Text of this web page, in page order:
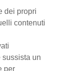
dei propri
contenuti
sussista un
per